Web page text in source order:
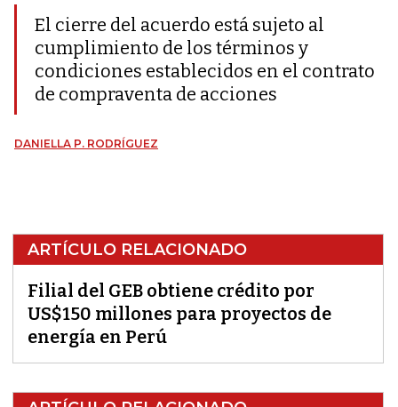
El cierre del acuerdo está sujeto al
cumplimiento de los términos y
condiciones establecidos en el contrato
de compraventa de acciones
DANIELLA P. RODRÍGUEZ
ARTÍCULO RELACIONADO
Filial del GEB obtiene crédito por
US$150 millones para proyectos de
energía en Perú